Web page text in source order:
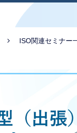
ISO関連セミナー